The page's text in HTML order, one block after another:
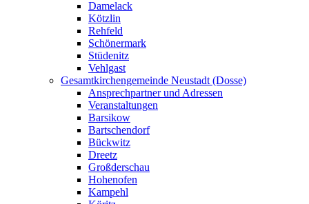
Damelack
Kötzlin
Rehfeld
Schönermark
Stüdenitz
Vehlgast
Gesamtkirchengemeinde Neustadt (Dosse)
Ansprechpartner und Adressen
Veranstaltungen
Barsikow
Bartschendorf
Bückwitz
Dreetz
Großderschau
Hohenofen
Kampehl